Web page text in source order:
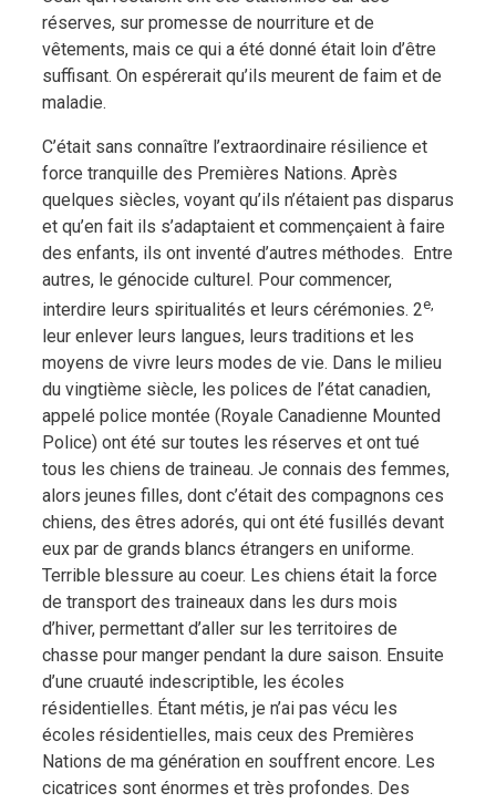
réserves, sur promesse de nourriture et de
vêtements, mais ce qui a été donné était loin d’être
suffisant. On espérerait qu’ils meurent de faim et de
maladie.
C’était sans connaître l’extraordinaire résilience et
force tranquille des Premières Nations. Après
quelques siècles, voyant qu’ils n’étaient pas disparus
et qu’en fait ils s’adaptaient et commençaient à faire
des enfants, ils ont inventé d’autres méthodes. Entre
autres, le génocide culturel. Pour commencer,
interdire leurs spiritualités et leurs cérémonies. 2e,
leur enlever leurs langues, leurs traditions et les
moyens de vivre leurs modes de vie. Dans le milieu
du vingtième siècle, les polices de l’état canadien,
appelé police montée (Royale Canadienne Mounted
Police) ont été sur toutes les réserves et ont tué
tous les chiens de traineau. Je connais des femmes,
alors jeunes filles, dont c’était des compagnons ces
chiens, des êtres adorés, qui ont été fusillés devant
eux par de grands blancs étrangers en uniforme.
Terrible blessure au coeur. Les chiens était la force
de transport des traineaux dans les durs mois
d’hiver, permettant d’aller sur les territoires de
chasse pour manger pendant la dure saison. Ensuite
d’une cruauté indescriptible, les écoles
résidentielles. Étant métis, je n’ai pas vécu les
écoles résidentielles, mais ceux des Premières
Nations de ma génération en souffrent encore. Les
cicatrices sont énormes et très profondes. Des